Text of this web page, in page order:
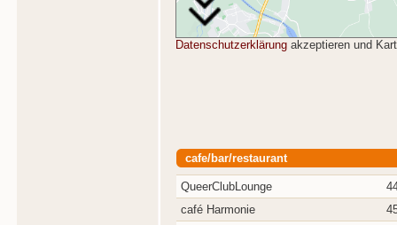
Datenschutzerklärung akzeptieren und
cafe/bar/restaurant
QueerClubLounge
café Harmonie